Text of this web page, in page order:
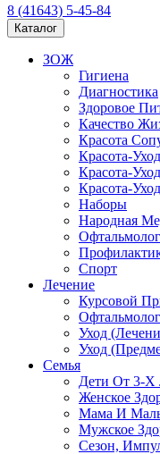
8 (41643) 5-45-84
Каталог
ЗОЖ
Гигиена
Диагностика
Здоровое
Качество
Красота
Красота-
Красота-
Красота-
Наборы
Народная
Спорт
Лечение
Курсовой
Уход
Уход
Семья
Дети От 3-Х
Женское
Мама И
Мужское
Сезон,